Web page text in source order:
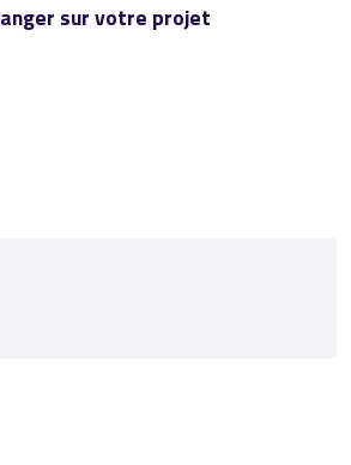
sur votre projet